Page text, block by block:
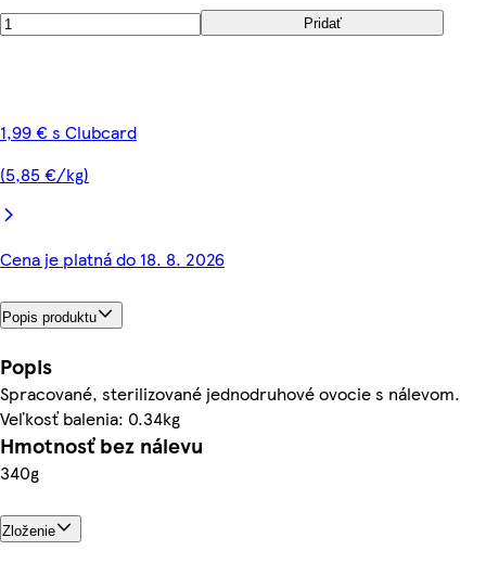
Pridať
1,99 € s Clubcard
(5,85 €/kg)
Cena je platná do 18. 8. 2026
Popis produktu
Popis
Spracované, sterilizované jednodruhové ovocie s nálevom.
Veľkosť balenia: 0.34kg
Hmotnosť bez nálevu
340g
Zloženie